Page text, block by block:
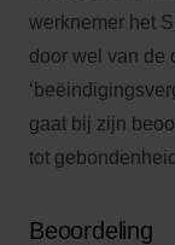
werknemer het
door wel van de
gaat bij zijn
tot
Beoordeling